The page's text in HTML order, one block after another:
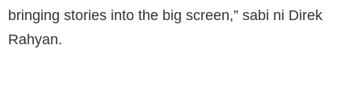
bringing stories into the big screen,” sabi ni Direk
Rahyan.